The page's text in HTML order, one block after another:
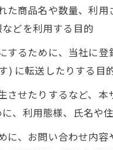
た商品名や数量、利
どを利用する目的
するために、当社に
) に転送したりする目
させたりするなど、
、利用態様、氏名や
に、お問い合わせ内